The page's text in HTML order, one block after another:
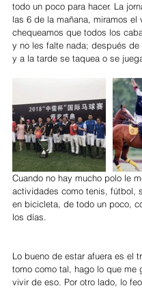
todo un poco para hacer. La
las 6 de la mañana, miramos el
chequeamos que todos los
y no les falte nada; después de
y a la tarde se taquea o se
Cuando no hay mucho polo le
actividades como tenis, fútbol,
en bicicleta, de todo un poco,
los días.
Lo bueno de estar afuera es el
tomo como tal, hago lo que me
vivir de eso. Por otro lado, lo